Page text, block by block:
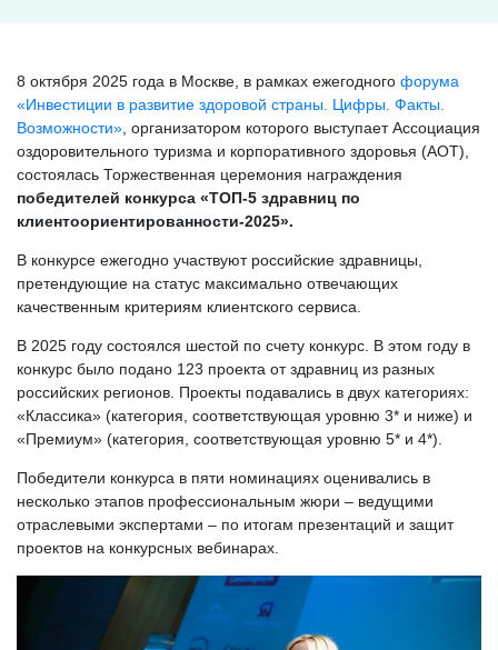
8 октября 2025 года в Москве, в рамках ежегодного форума
«Инвестиции в развитие здоровой страны. Цифры. Факты.
Возможности» , организатором которого выступает Ассоциация
оздоровительного туризма и корпоративного здоровья (АОТ),
состоялась Торжественная церемония награждения
победителей конкурса «ТОП-5 здравниц по
клиентоориентированности-2025».
В конкурсе ежегодно участвуют российские здравницы,
претендующие на статус максимально отвечающих
качественным критериям клиентского сервиса.
В 2025 году состоялся шестой по счету конкурс. В этом году в
конкурс было подано 123 проекта от здравниц из разных
российских регионов. Проекты подавались в двух категориях:
«Классика» (категория, соответствующая уровню 3* и ниже) и
«Премиум» (категория, соответствующая уровню 5* и 4*).
Победители конкурса в пяти номинациях оценивались в
несколько этапов профессиональным жюри – ведущими
отраслевыми экспертами – по итогам презентаций и защит
проектов на конкурсных вебинарах.